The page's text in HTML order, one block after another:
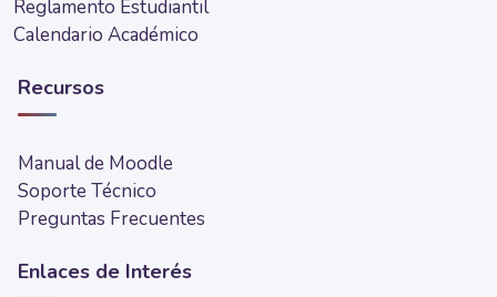
Reglamento Estudiantil
Calendario Académico
Recursos
Manual de Moodle
Soporte Técnico
Preguntas Frecuentes
Enlaces de Interés